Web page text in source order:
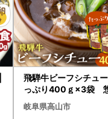
飛騨牛ビーフシチュ
っぷり400ｇ×3袋
｜レトルト 惣菜
5
岐阜県高山市